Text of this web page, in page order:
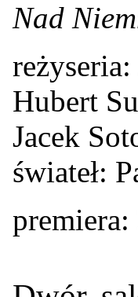
Nad
Hubert
Jacek
świateł:
premiera: